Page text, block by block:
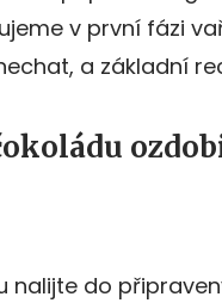
v první fázi
a základní
nalijte do